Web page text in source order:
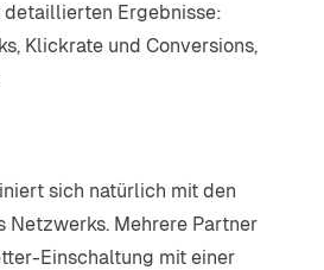
detaillierten Ergebnisse:
Klickrate und Conversions,
sich natürlich mit den
Netzwerks. Mehrere Partner
Einschaltung mit einer